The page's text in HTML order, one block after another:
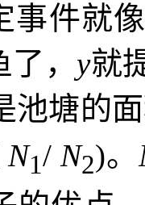
事件就
， y就
池塘的
N1/N2)。